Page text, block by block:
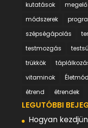
kutatások
módszerek
szépségápolás
testmozgás
trükkök
vitaminok
Életmód
étrend
étrendek
LEGUTÓBBI
Hogyan